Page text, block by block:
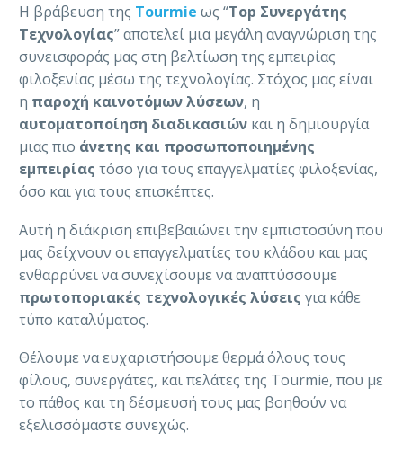
Η βράβευση της Tourmie ως “Top Συνεργάτης
Τεχνολογίας” αποτελεί μια μεγάλη αναγνώριση της
συνεισφοράς μας στη βελτίωση της εμπειρίας
φιλοξενίας μέσω της τεχνολογίας. Στόχος μας είναι
η παροχή καινοτόμων λύσεων, η
αυτοματοποίηση διαδικασιών και η δημιουργία
μιας πιο άνετης και προσωποποιημένης
εμπειρίας τόσο για τους επαγγελματίες φιλοξενίας,
όσο και για τους επισκέπτες.
Αυτή η διάκριση επιβεβαιώνει την εμπιστοσύνη που
μας δείχνουν οι επαγγελματίες του κλάδου και μας
ενθαρρύνει να συνεχίσουμε να αναπτύσσουμε
πρωτοποριακές τεχνολογικές λύσεις για κάθε
τύπο καταλύματος.
Θέλουμε να ευχαριστήσουμε θερμά όλους τους
φίλους, συνεργάτες, και πελάτες της Tourmie, που με
το πάθος και τη δέσμευσή τους μας βοηθούν να
εξελισσόμαστε συνεχώς.